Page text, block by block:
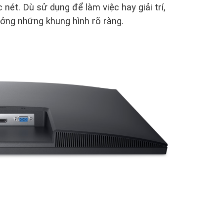
Dù sử dụng để làm việc hay giải trí,
những khung hình rõ ràng.